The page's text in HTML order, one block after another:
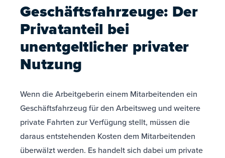
Geschäftsfahrzeuge: Der
Privatanteil bei
unentgeltlicher privater
Nutzung
Wenn die Arbeitgeberin einem Mitarbeitenden ein
Geschäftsfahrzeug für den Arbeitsweg und weitere
private Fahrten zur Verfügung stellt, müssen die
daraus entstehenden Kosten dem Mitarbeitenden
überwälzt werden. Es handelt sich dabei um private